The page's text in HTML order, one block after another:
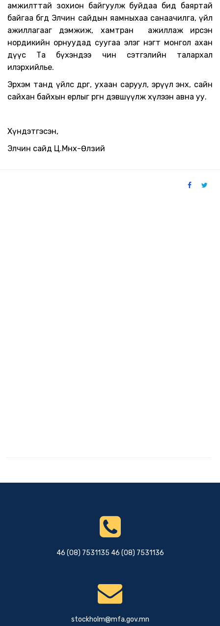
амжилттай зохион байгуулж буйдаа бид баяртай
байгаа бөгөөд Элчин сайдын яамныхаа санаачилга, үйл
ажиллагааг дэмжиж, хамтран ажиллаж ирсэн
нордикийн орнуудад суугаа элэг нэгт монгол ахан
дүүс Та бүхэндээ чин сэтгэлийн талархал
илэрхийлье.
Эрхэм танд үйлс өөдрөг, ухаан саруул, эрүүл энх, сайн
сайхан байхын ерөөлыг өргөн дэвшүүлж хүлээн авна уу.
Хүндэтгэсэн,
Элчин сайд Ц.Мөнх-Өлзий
46 (08) 7531135 46 (08) 7531136
stockholm@mfa.gov.mn